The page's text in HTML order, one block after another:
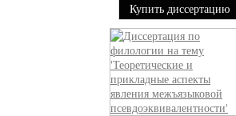
Купить диссертацию